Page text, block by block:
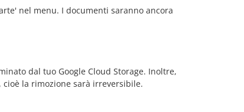
nel menu. I documenti saranno ancora
dal tuo Google Cloud Storage. Inoltre,
la rimozione sarà irreversibile.